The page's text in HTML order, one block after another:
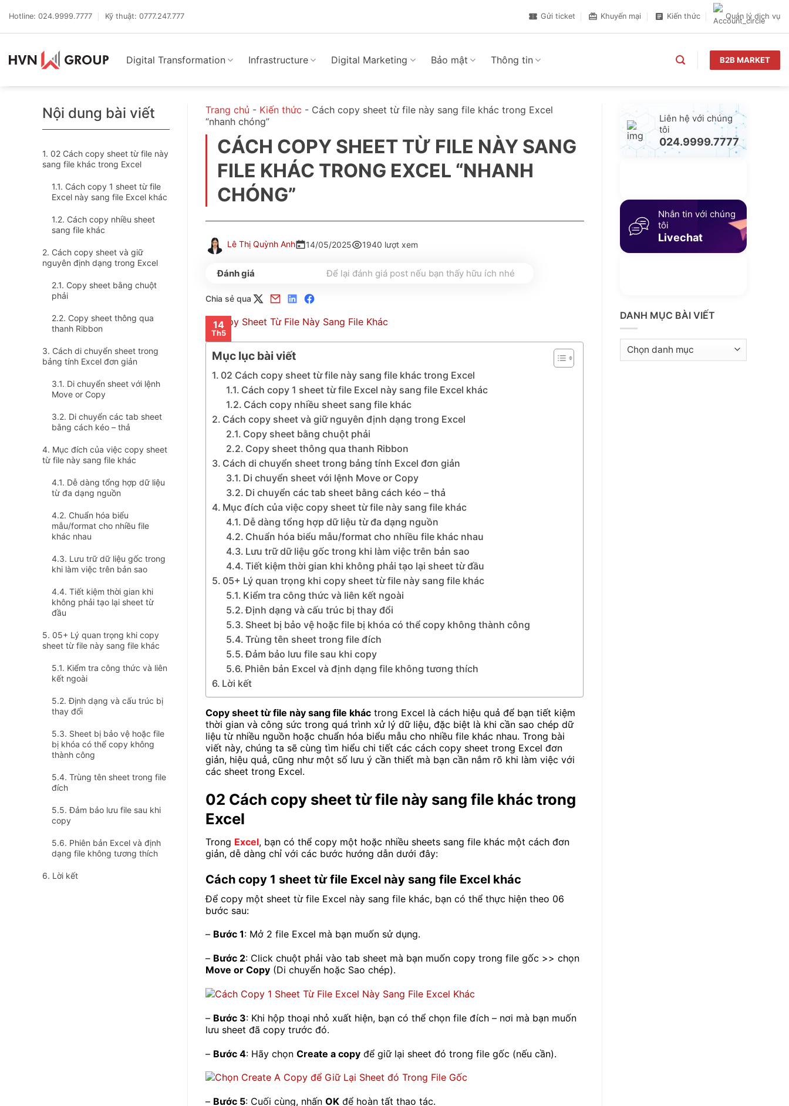
quaHotline: 024.9999.7777 Kỹ thuật: 0777.247.777 Gửi ticket Khuyến mại Kiến thức Quản lý dịch vụ
Digital Transformation Infrastructure Digital Marketing Bảo mật Thông tin B2B MARKET
Nội dung bài viết
02 Cách copy sheet từ file này
sang file khác trong Excel
Cách copy 1 sheet từ file
Excel này sang file Excel khác
Cách copy nhiều sheet
sang file khác
Cách copy sheet và giữ
nguyên định dạng trong Excel
Copy sheet bằng chuột
phải
Copy sheet thông qua
thanh Ribbon
Cách di chuyển sheet trong
bảng tính Excel đơn giản
Di chuyển sheet với lệnh
Move or Copy
Di chuyển các tab sheet
bằng cách kéo – thả
Mục đích của việc copy sheet
từ file này sang file khác
Dễ dàng tổng hợp dữ liệu
từ đa dạng nguồn
Chuẩn hóa biểu
mẫu/format cho nhiều file
khác nhau
Lưu trữ dữ liệu gốc trong
khi làm việc trên bản sao
Tiết kiệm thời gian khi
không phải tạo lại sheet từ
đầu
05+ Lý quan trọng khi copy
sheet từ file này sang file khác
Kiểm tra công thức và liên
kết ngoài
Định dạng và cấu trúc bị
thay đổi
Sheet bị bảo vệ hoặc file
bị khóa có thể copy không
thành công
Trùng tên sheet trong file
đích
Đảm bảo lưu file sau khi
copy
Phiên bản Excel và định
dạng file không tương thích
Lời kết
Trang chủ - Kiến thức - Cách copy sheet từ file này sang file khác trong Excel
“nhanh chóng”
CÁCH COPY SHEET TỪ FILE NÀY SANG
FILE KHÁC TRONG EXCEL “NHANH
CHÓNG”
Lê Thị Quỳnh Anh 14/05/2025 1940 lượt xem
Để lại đánh giá post nếu bạn thấy hữu ích nhé
Chia sẻ qua
14
Th5
Mục lục bài viết
02 Cách copy sheet từ file này sang file khác trong Excel
Cách copy 1 sheet từ file Excel này sang file Excel khác
Cách copy nhiều sheet sang file khác
Cách copy sheet và giữ nguyên định dạng trong Excel
Copy sheet bằng chuột phải
Copy sheet thông qua thanh Ribbon
Cách di chuyển sheet trong bảng tính Excel đơn giản
Di chuyển sheet với lệnh Move or Copy
Di chuyển các tab sheet bằng cách kéo – thả
Mục đích của việc copy sheet từ file này sang file khác
Dễ dàng tổng hợp dữ liệu từ đa dạng nguồn
Chuẩn hóa biểu mẫu/format cho nhiều file khác nhau
Lưu trữ dữ liệu gốc trong khi làm việc trên bản sao
Tiết kiệm thời gian khi không phải tạo lại sheet từ đầu
05+ Lý quan trọng khi copy sheet từ file này sang file khác
Kiểm tra công thức và liên kết ngoài
Định dạng và cấu trúc bị thay đổi
Sheet bị bảo vệ hoặc file bị khóa có thể copy không thành công
Trùng tên sheet trong file đích
Đảm bảo lưu file sau khi copy
Phiên bản Excel và định dạng file không tương thích
Lời kết
Copy sheet từ file này sang file khác trong Excel là cách hiệu quả để bạn tiết kiệm
thời gian và công sức trong quá trình xử lý dữ liệu, đặc biệt là khi cần sao chép dữ
liệu từ nhiều nguồn hoặc chuẩn hóa biểu mẫu cho nhiều file khác nhau. Trong bài
viết này, chúng ta sẽ cùng tìm hiểu chi tiết các cách copy sheet trong Excel đơn
giản, hiệu quả, cũng như một số lưu ý cần thiết mà bạn cần nắm rõ khi làm việc với
các sheet trong Excel.
02 Cách copy sheet từ file này sang file khác trong
Excel
Trong Excel, bạn có thể copy một hoặc nhiều sheets sang file khác một cách đơn
giản, dễ dàng chỉ với các bước hướng dẫn dưới đây:
Cách copy 1 sheet từ file Excel này sang file Excel khác
Để copy một sheet từ file Excel này sang file khác, bạn có thể thực hiện theo 06
bước sau:
– Bước 1: Mở 2 file Excel mà bạn muốn sử dụng.
– Bước 2: Click chuột phải vào tab sheet mà bạn muốn copy trong file gốc >> chọn
Move or Copy (Di chuyển hoặc Sao chép).
– Bước 3: Khi hộp thoại nhỏ xuất hiện, bạn có thể chọn file đích – nơi mà bạn muốn
lưu sheet đã copy trước đó.
– Bước 4: Hãy chọnCreate a copy để giữ lại sheet đó trong file gốc (nếu cần).
– Bước 5: Cuối cùng, nhấnOK để hoàn tất thao tác.
Liên hệ với chúng
tôi
024.9999.7777
Nhắn tin với chúng
tôi
Livechat
DANH MỤC BÀI VIẾT
mục
bài